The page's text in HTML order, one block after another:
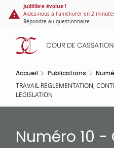
Panneau de gestion des cookies
contenu
principal
Judilibre évolue !
Aidez-nous à l'améliorer en 2
Répondre au questionnaire
Accueil Publications
TRAVAIL REGLEMENTATION,
LEGISLATION
Numéro 10 -